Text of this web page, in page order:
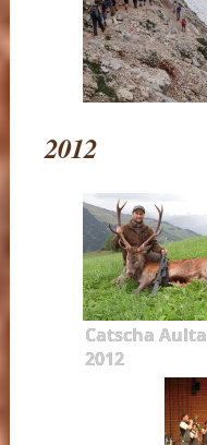
2012
Catscha Aulta
2012